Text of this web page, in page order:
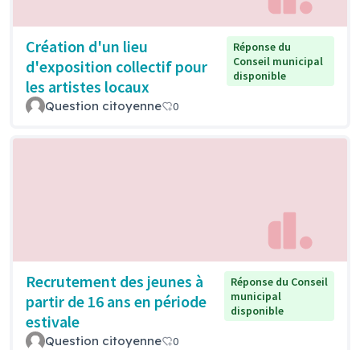
Création d'un lieu
d'exposition collectif pour
les artistes locaux
Réponse du
Conseil municipal
disponible
Question citoyenne 0
Recrutement des jeunes à
partir de 16 ans en période
estivale
Réponse du Conseil
municipal
disponible
Question citoyenne 0